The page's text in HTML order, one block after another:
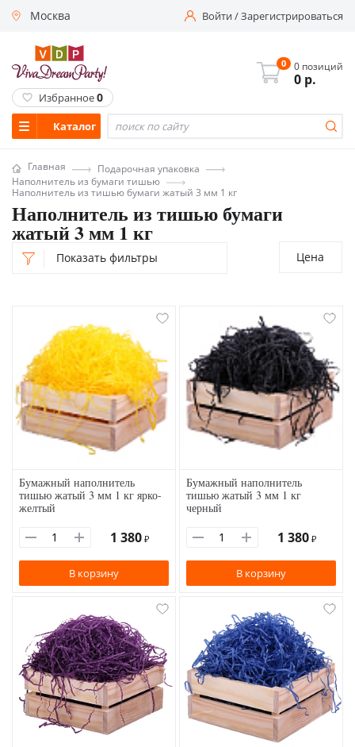
Москва Войти/Зарегистрироваться
Каталог
0 0 позиций
0 р.
Избранное0
Главная
Подарочная упаковка
Наполнитель из бумаги тишью
Наполнитель из тишью бумаги жатый 3 мм 1 кг
Наполнитель из тишью бумаги
жатый 3 мм 1 кг
Показать фильтры Цена
Бумажный наполнитель
тишью жатый 3 мм 1 кг ярко-
желтый
1 380 ₽
В корзину
Бумажный наполнитель
тишью жатый 3 мм 1 кг
черный
1 380 ₽
В корзину